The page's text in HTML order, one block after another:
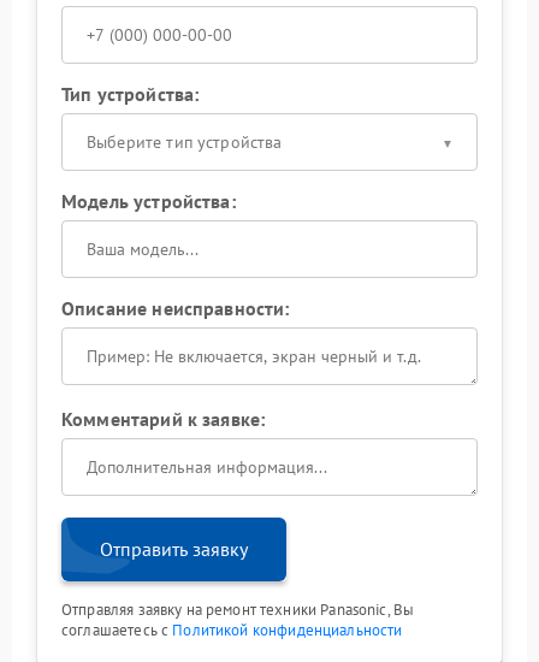
Тип устройства:
Выберите тип устройства
Модель устройства:
Описание неисправности:
Комментарий к заявке:
Отправить заявку
Отправляя заявку на ремонт техники Panasonic, Вы
соглашаетесь с Политикой конфиденциальности